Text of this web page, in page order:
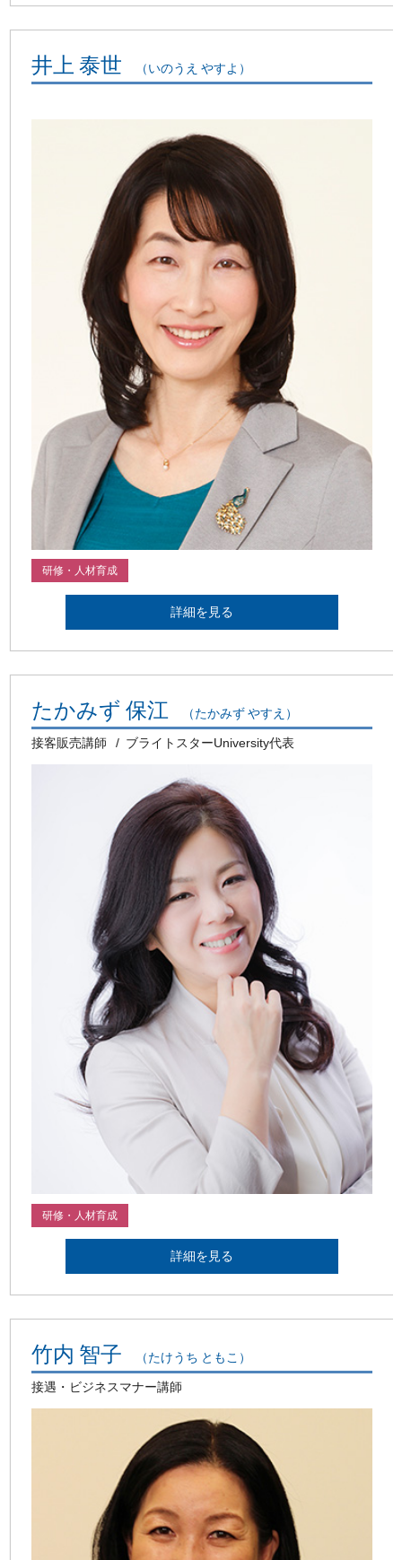
井上 泰世 （いのうえ やすよ）
研修・人材育成
詳細を見る
たかみず 保江 （たかみず やすえ）
接客販売講師 ブライトスターUniversity代表
研修・人材育成
詳細を見る
竹内 智子 （たけうち ともこ）
接遇・ビジネスマナー講師